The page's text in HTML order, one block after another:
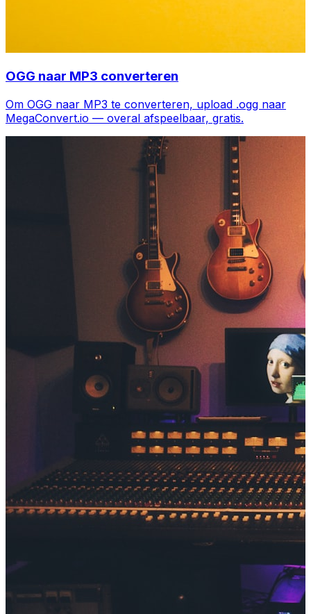
OGG naar MP3 converteren
Om OGG naar MP3 te converteren, upload .ogg naar
MegaConvert.io — overal afspeelbaar, gratis.